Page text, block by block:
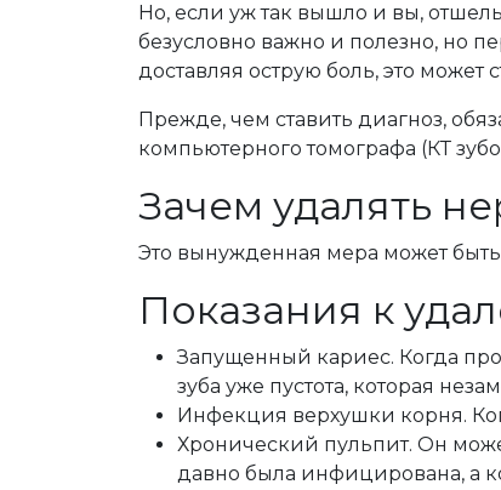
Но, если уж так вышло и вы,
безусловно важно и полезно, но
доставляя острую боль, это
Прежде, чем ставить диагноз,
компьютерного томографа (КТ
Зачем удалять
Это вынужденная мера может
Показания к
Запущенный кариес. Когда
зуба уже пустота, которая
Инфекция верхушки корня.
Хронический пульпит. Он
давно была инфицирована, а